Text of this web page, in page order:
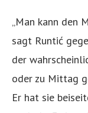
„Man kann den
sagt Runtić
der
oder zu Mittag
Er hat sie